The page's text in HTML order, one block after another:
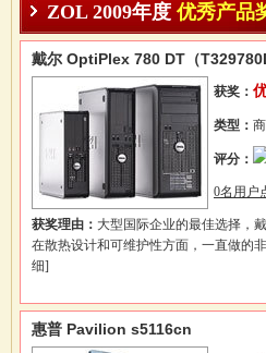
ZOL 2009年度 优秀产品
戴尔 OptiPlex 780 DT（
获奖：
类型：
评分：
0名用户
获奖理由： 大型国际企业的最佳选择，
在散热设计和可维护性方面，一直做的非
细]
惠普 Pavilion s5116cn